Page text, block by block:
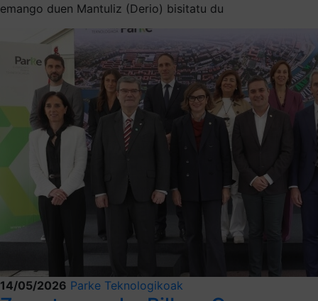
emango duen Mantuliz (Derio) bisitatu du
14/05/2026 Parke Teknologikoak